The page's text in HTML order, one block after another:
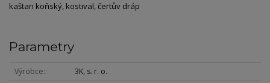
kaštan koňský, kostival, čertův dráp
Parametry
Výrobce
3K, s. r. o.